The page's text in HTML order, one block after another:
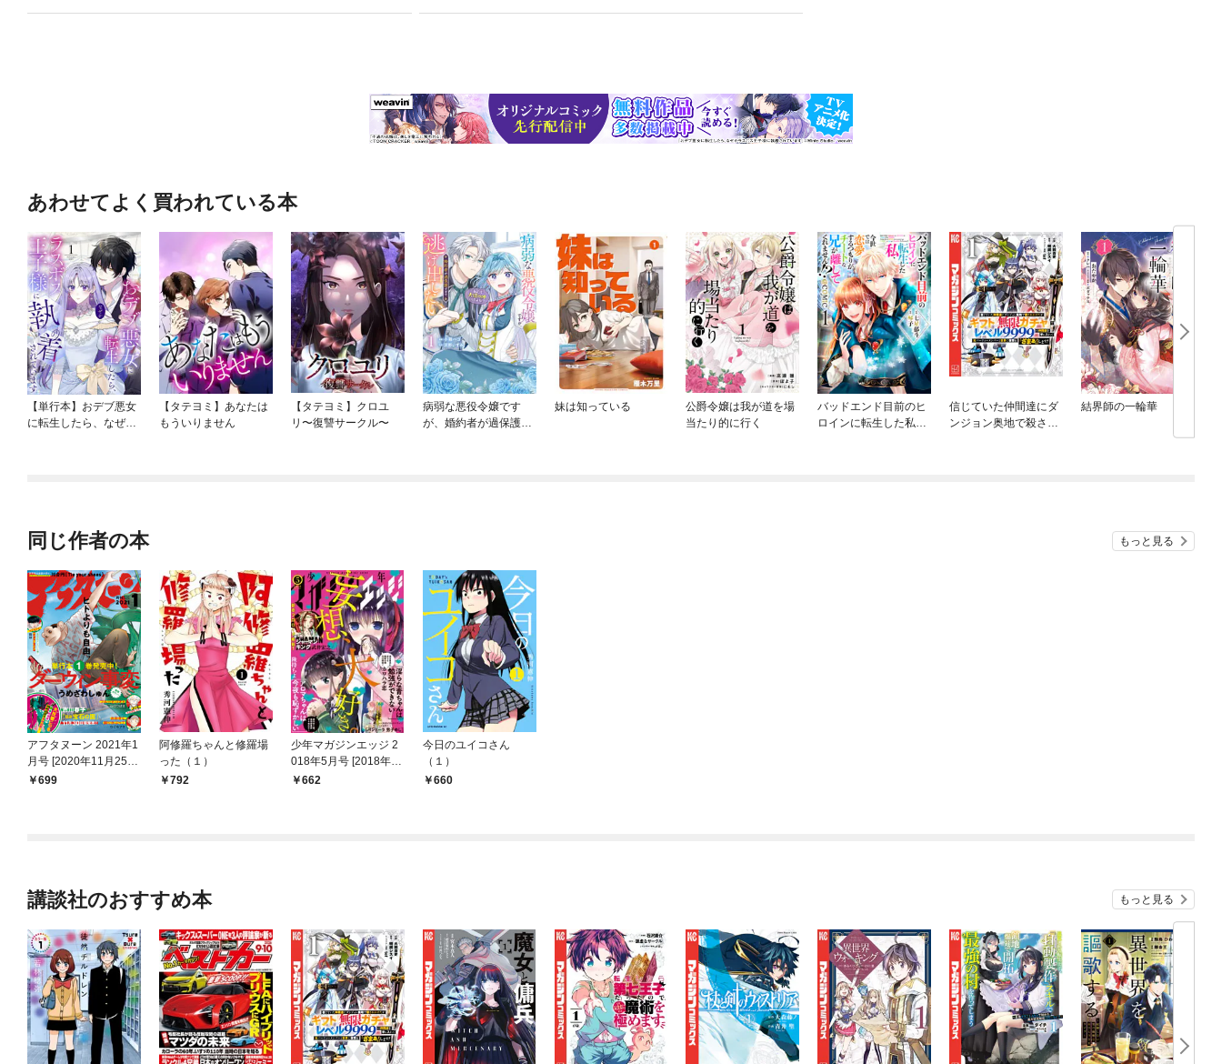
あわせてよく買われている本
【単行本】おデブ悪女
に転生したら、なぜか
【タテヨミ】あなたは
もういりません
【タテヨミ】クロユ
リ〜復讐サークル〜
病弱な悪役令嬢です
が、婚約者が過保護す
妹は知っている
公爵令嬢は我が道を場
当たり的に行く
バッドエンド目前のヒ
ロインに転生した私、
信じていた仲間達にダ
ンジョン奥地で殺され
結界師の一輪華
同じ作者の本 もっと見る
アフタヌーン 2021年1
月号 [2020年11月25日
発売]
699
阿修羅ちゃんと修羅場
った（１）
792
少年マガジンエッジ 2
018年5月号 [2018年4
月17日発売]
662
今日のユイコさん
（１）
660
講談社のおすすめ本 もっと見る